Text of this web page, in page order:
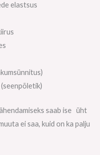
elastsus
saab ise üht
ei saa, kuid on ka palju